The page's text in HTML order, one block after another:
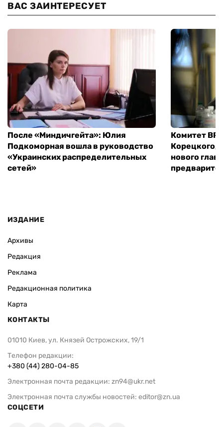
ВАС ЗАИНТЕРЕСУЕТ
После «Миндичгейта»: Юлия
Подкоморная вошла в руководство
«Украинских распределительных
сетей»
Комитет ВР
Корецкого,
нового
ИЗДАНИЕ
Архивы
Редакция
Реклама
Редакционная политика
Карта
КОНТАКТЫ
01010 Киев, ул. Князей Острожских, 19/1
Телефон редакции:
+380 (44) 280-04-85
Электронная почта редакции: zn94@ukr.net
Электронная почта службы новостей: editor@zn.ua
СОЦСЕТИ